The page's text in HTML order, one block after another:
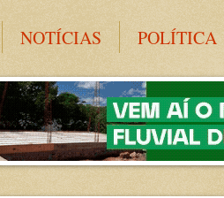
NOTÍCIAS POLÍTICA